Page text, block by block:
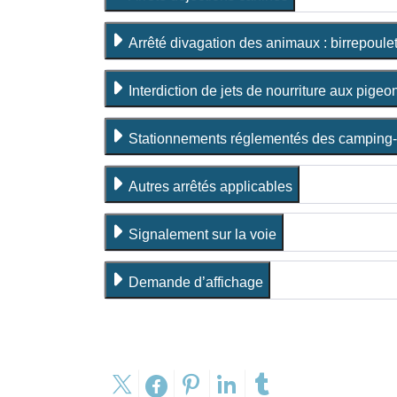
Arrêté divagation des animaux :
Interdiction de jets de nourriture aux
Stationnements réglementés des
Autres arrêtés applicables
Signalement sur la voie
Demande d’affichage